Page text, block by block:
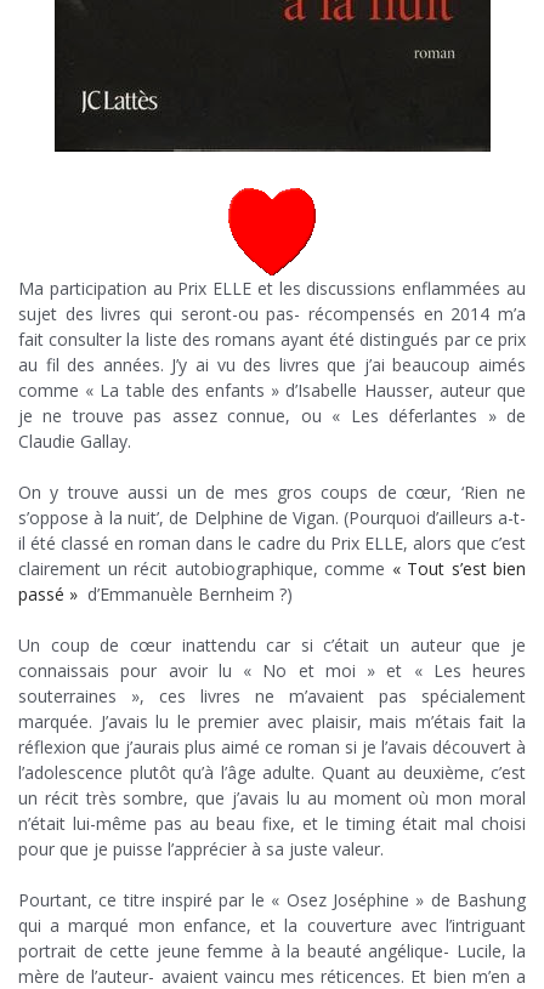
Ma participation au Prix ELLE et les discussions enflammées au
sujet des livres qui seront-ou pas- récompensés en 2014 m’a
fait consulter la liste des romans ayant été distingués par ce prix
au fil des années. J’y ai vu des livres que j’ai beaucoup aimés
comme « La table des enfants » d’Isabelle Hausser, auteur que
je ne trouve pas assez connue, ou « Les déferlantes » de
Claudie Gallay.
On y trouve aussi un de mes gros coups de cœur, ‘Rien ne
s’oppose à la nuit’, de Delphine de Vigan. (Pourquoi d’ailleurs a-t-
il été classé en roman dans le cadre du Prix ELLE, alors que c’est
clairement un récit autobiographique, comme « Tout s’est bien
passé » d’Emmanuèle Bernheim ?)
Un coup de cœur inattendu car si c’était un auteur que je
connaissais pour avoir lu « No et moi » et « Les heures
souterraines », ces livres ne m’avaient pas spécialement
marquée. J’avais lu le premier avec plaisir, mais m’étais fait la
réflexion que j’aurais plus aimé ce roman si je l’avais découvert à
l’adolescence plutôt qu’à l’âge adulte. Quant au deuxième, c’est
un récit très sombre, que j’avais lu au moment où mon moral
n’était lui-même pas au beau fixe, et le timing était mal choisi
pour que je puisse l’apprécier à sa juste valeur.
Pourtant, ce titre inspiré par le « Osez Joséphine » de Bashung
qui a marqué mon enfance, et la couverture avec l’intriguant
portrait de cette jeune femme à la beauté angélique- Lucile, la
mère de l’auteur- avaient vaincu mes réticences. Et bien m’en a